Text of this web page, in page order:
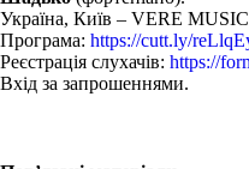
Україна, Київ – VERE
Програма: https://cutt.ly/
Реєстрація слухачів: https://
Вхід за запрошеннями.